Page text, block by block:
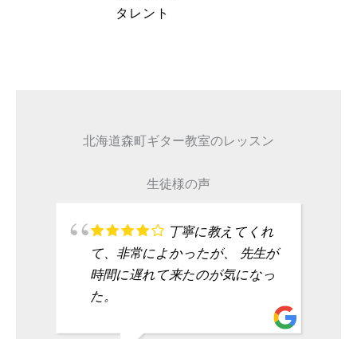
タレント
北海道森町ギター教室のレッスン
生徒様の声
丁寧に教えてくれ
て、非常によかったが、 先生が
時間に遅れて来たのが気になっ
た。